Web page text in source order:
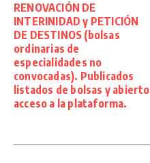
RENOVACIÓN DE
INTERINIDAD y PETICIÓN
DE DESTINOS (bolsas
ordinarias de
especialidades no
convocadas). Publicados
listados de bolsas y abierto
acceso a la plataforma.